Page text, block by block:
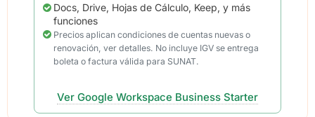
Docs, Drive, Hojas de Cálculo, Keep, y más
funciones
Precios aplican condiciones de cuentas nuevas o
renovación, ver detalles. No incluye IGV se entrega
boleta o factura válida para SUNAT.
Ver Google Workspace Business Starter